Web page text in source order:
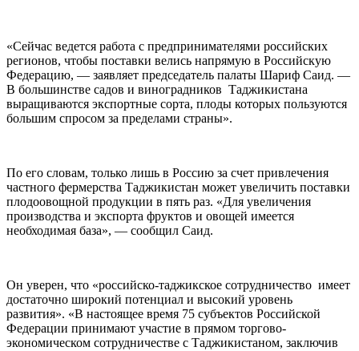
«Сейчас ведется работа с предпринимателями российских
регионов, чтобы поставки велись напрямую в Российскую
Федерацию, — заявляет председатель палаты Шариф Саид. —
В большинстве садов и виноградников Таджикистана
выращиваются экспортные сорта, плоды которых пользуются
большим спросом за пределами страны».
По его словам, только лишь в Россию за счет привлечения
частного фермерства Таджикистан может увеличить поставки
плодоовощной продукции в пять раз. «Для увеличения
производства и экспорта фруктов и овощей имеется
необходимая база», — сообщил Саид.
Он уверен, что «российско-таджикское сотрудничество имеет
достаточно широкий потенциал и высокий уровень
развития». «В настоящее время 75 субъектов Российской
Федерации принимают участие в прямом торгово-
экономическом сотрудничестве с Таджикистаном, заключив